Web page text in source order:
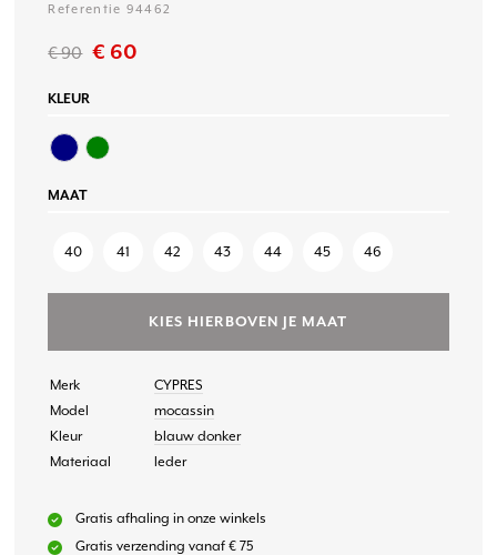
Referentie 94462
€ 90 € 60
KLEUR
MAAT
40 41 42 43 44 45 46
KIES HIERBOVEN JE MAAT
Merk
CYPRES
Model
mocassin
Kleur
blauw donker
Materiaal
leder
Gratis afhaling in onze winkels
Gratis verzending vanaf € 75